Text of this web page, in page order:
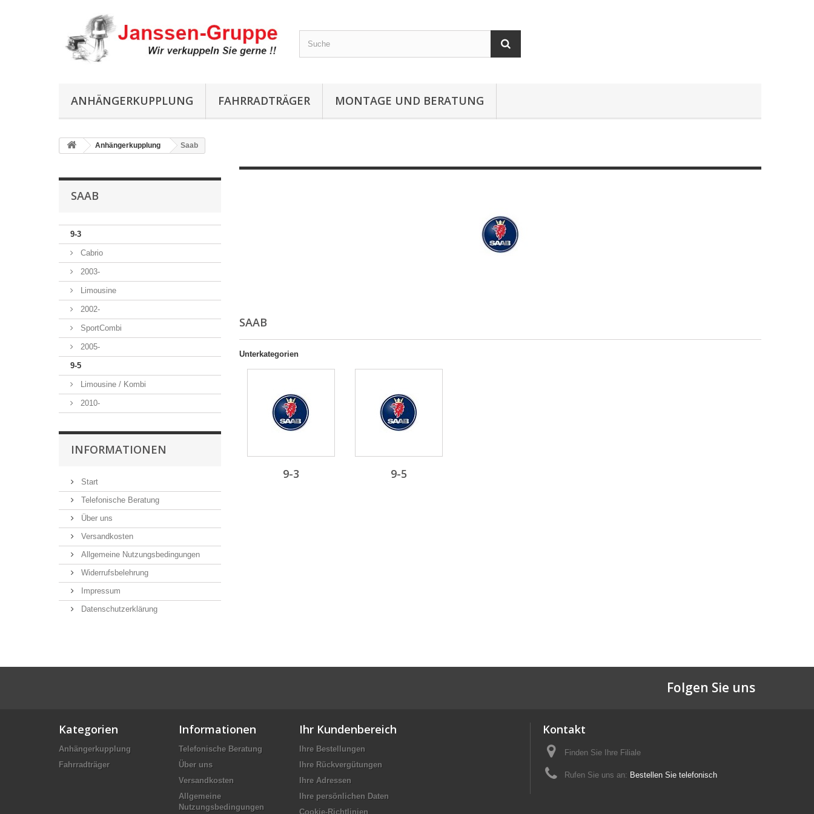
ANHÄNGERKUPPLUNG FAHRRADTRÄGER MONTAGE UND BERATUNG
Anhängerkupplung Saab
SAAB
9-3
Cabrio
2003-
Limousine
2002-
SportCombi
2005-
9-5
Limousine / Kombi
2010-
INFORMATIONEN
Start
Telefonische Beratung
Über uns
Versandkosten
Allgemeine Nutzungsbedingungen
Widerrufsbelehrung
Impressum
Datenschutzerklärung
SAAB
Unterkategorien
9-3 9-5
Folgen Sie uns
Kategorien
Anhängerkupplung
Fahrradträger
Informationen
Telefonische Beratung
Über uns
Versandkosten
Allgemeine
Nutzungsbedingungen
Ihr Kundenbereich
Ihre Bestellungen
Ihre Rückvergütungen
Ihre Adressen
Ihre persönlichen Daten
Cookie-Richtlinien
Kontakt
Finden Sie Ihre Filiale
Rufen Sie uns an: Bestellen Sie telefonisch